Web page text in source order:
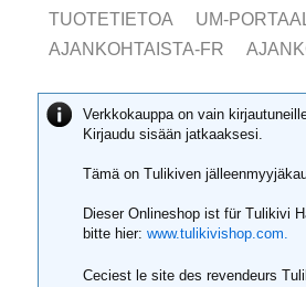
TUOTETIETOA
UM-
AJANKOHTAISTA-FR
Verkkokauppa on vain
Kirjaudu sisään jatkaaksesi.
Tämä on Tulikiven
Dieser Onlineshop ist für Tulikivi
bitte hier: www.tulikivishop.com.
Ceciest le site des revendeurs